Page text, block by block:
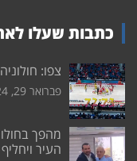
כתבות שעלו
צפו: חולוניה מנצחת 72:73
פברואר 29, 2024
העיר